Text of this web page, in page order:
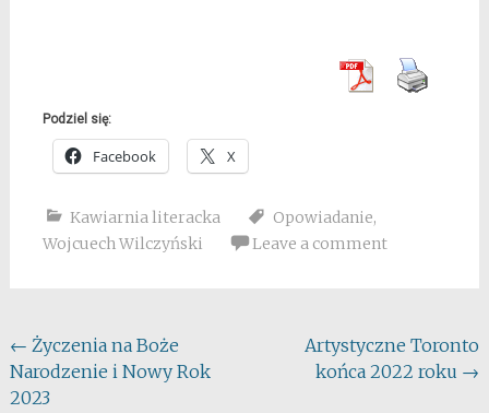
Podziel się:
Facebook X
Kawiarnia literacka Opowiadanie,
Wojcuech Wilczyński
Leave a comment
Post
navigation
← Życzenia na Boże
Narodzenie i Nowy Rok
2023
Artystyczne Toronto
końca 2022 roku →